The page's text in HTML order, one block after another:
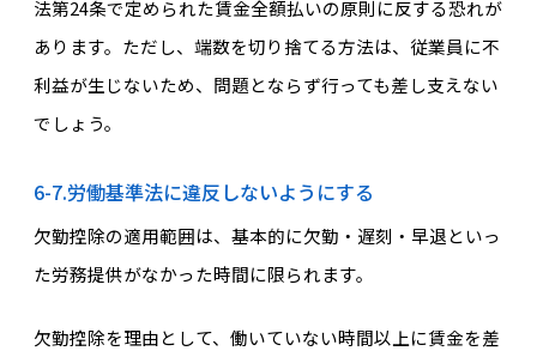
法第24条で定められた賃金全額払いの原則に反する恐れが
あります。ただし、端数を切り捨てる方法は、従業員に不
利益が生じないため、問題とならず行っても差し支えない
でしょう。
6-7.労働基準法に違反しないようにする
欠勤控除の適用範囲は、基本的に欠勤・遅刻・早退といっ
た労務提供がなかった時間に限られます。
欠勤控除を理由として、働いていない時間以上に賃金を差